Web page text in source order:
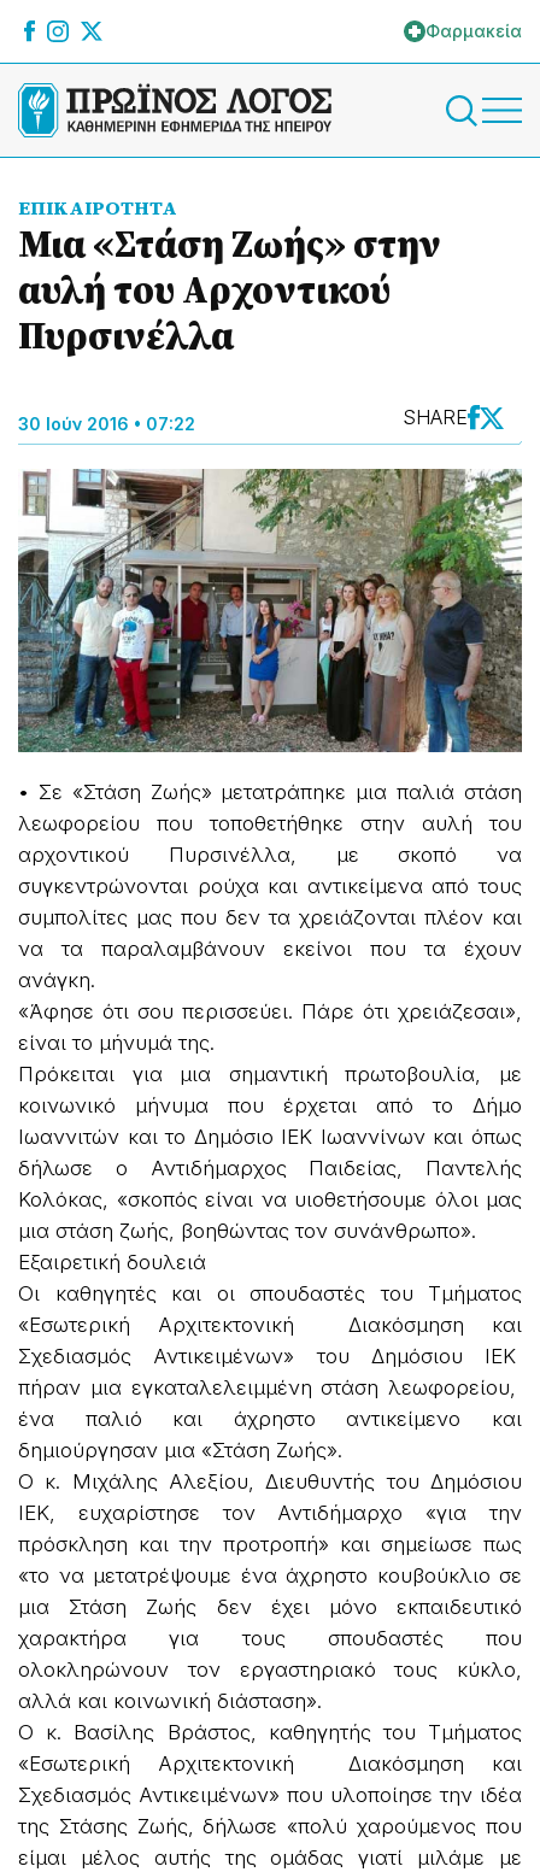
Φαρμακεία
ΕΠΙΚΑΙΡΟΤΗΤΑ
Μια «Στάση Ζωής» στην
αυλή του Αρχοντικού
Πυρσινέλλα
30 Ιούν 2016 • 07:22 SHARE
• Σε «Στάση Ζωής» μετατράπηκε μια παλιά στάση
λεωφορείου που τοποθετήθηκε στην αυλή του
αρχοντικού Πυρσινέλλα, με σκοπό να
συγκεντρώνονται ρούχα και αντικείμενα από τους
συμπολίτες μας που δεν τα χρειάζονται πλέον και
να τα παραλαμβάνουν εκείνοι που τα έχουν
ανάγκη.
«Άφησε ότι σου περισσεύει. Πάρε ότι χρειάζεσαι»,
είναι το μήνυμά της.
Πρόκειται για μια σημαντική πρωτοβουλία, με
κοινωνικό μήνυμα που έρχεται από το Δήμο
Ιωαννιτών και το Δημόσιο ΙΕΚ Ιωαννίνων και όπως
δήλωσε ο Αντιδήμαρχος Παιδείας, Παντελής
Κολόκας, «σκοπός είναι να υιοθετήσουμε όλοι μας
μια στάση ζωής, βοηθώντας τον συνάνθρωπο».
Εξαιρετική δουλειά
Οι καθηγητές και οι σπουδαστές του Τμήματος
«Εσωτερική Αρχιτεκτονική Διακόσμηση και
Σχεδιασμός Αντικειμένων» του Δημόσιου ΙΕΚ
πήραν μια εγκαταλελειμμένη στάση λεωφορείου,
ένα παλιό και άχρηστο αντικείμενο και
δημιούργησαν μια «Στάση Ζωής».
Ο κ. Μιχάλης Αλεξίου, Διευθυντής του Δημόσιου
ΙΕΚ, ευχαρίστησε τον Αντιδήμαρχο «για την
πρόσκληση και την προτροπή» και σημείωσε πως
«το να μετατρέψουμε ένα άχρηστο κουβούκλιο σε
μια Στάση Ζωής δεν έχει μόνο εκπαιδευτικό
χαρακτήρα για τους σπουδαστές που
ολοκληρώνουν τον εργαστηριακό τους κύκλο,
αλλά και κοινωνική διάσταση».
Ο κ. Βασίλης Βράστος, καθηγητής του Τμήματος
«Εσωτερική Αρχιτεκτονική Διακόσμηση και
Σχεδιασμός Αντικειμένων» που υλοποίησε την ιδέα
της Στάσης Ζωής, δήλωσε «πολύ χαρούμενος που
είμαι μέλος αυτής της ομάδας γιατί μιλάμε με